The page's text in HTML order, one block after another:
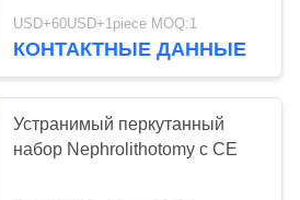
зебры
USD+60USD+1piece MOQ:1
КОНТАКТНЫЕ ДАННЫЕ
Устранимый перкутанный
набор Nephrolithotomy с CE